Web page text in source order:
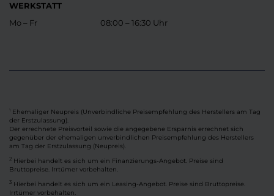
WERKSTATT
Mo – Fr
08:00 – 16:30 Uhr
Ehemaliger Neupreis (Unverbindliche Preisempfehlung des Herstellers am Tag
der Erstzulassung).
Der errechnete Preisvorteil sowie die angegebene Ersparnis errechnet sich
gegenüber der ehemaligen unverbindlichen Preisempfehlung des Herstellers
am Tag der Erstzulassung (Neupreis).
2 Hierbei handelt es sich um ein Finanzierungs-Angebot. Preise sind
Bruttopreise. Irrtümer vorbehalten.
3 Hierbei handelt es sich um ein Leasing-Angebot. Preise sind Bruttopreise.
Irrtümer vorbehalten.